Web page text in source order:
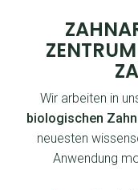
Wir arbeiten in
biologischen
neuesten
Anwendung